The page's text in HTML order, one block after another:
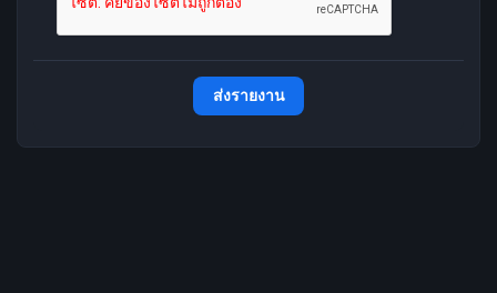
ส่งรายงาน